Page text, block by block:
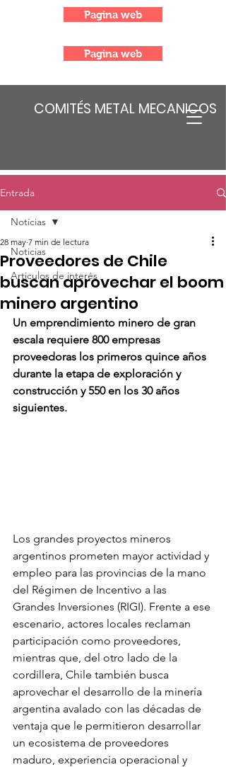
COMITÉS METAL MECANICOS
Pagina web
Pagina web
Entrada
Noticias
Articulos de interés
Noticias
Proveedores de Chile
buscan aprovechar el boom
minero argentino
28 may 7 min de lectura
Un emprendimiento minero de gran
escala requiere 800 empresas
proveedoras los primeros quince años
durante la etapa de exploración y
construcción y 550 en los 30 años
siguientes.
Los grandes proyectos mineros
argentinos prometen mayor actividad y
empleo para las provincias de la mano
del Régimen de Incentivo a las
Grandes Inversiones (RIGI). Frente a ese
escenario, actores locales reclaman
participación como proveedores,
mientras que, del otro lado de la
cordillera, Chile también busca
aprovechar el desarrollo de la minería
argentina avalado con las décadas de
ventaja que le permitieron desarrollar
un ecosistema de proveedores
maduro, experiencia operacional y